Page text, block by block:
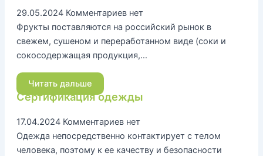
29.05.2024 Комментариев нет
Фрукты поставляются на российский рынок в
свежем, сушеном и переработанном виде (соки и
сокосодержащая продукция,…
Читать дальше
Сертификация одежды
17.04.2024 Комментариев нет
Одежда непосредственно контактирует с телом
человека, поэтому к ее качеству и безопасности